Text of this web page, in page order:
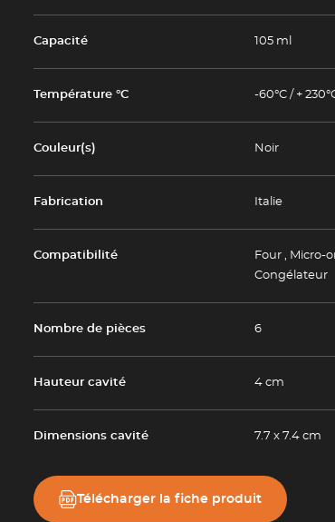
Capacité 105 ml
Température °C -60°C / +
Couleur(s) Noir
Fabrication Italie
Compatibilité Four , Micro-
Congélateur
Nombre de pièces 6
Hauteur cavité 4 cm
Dimensions cavité 7.7 x 7.4 cm
Télécharger la fiche produit